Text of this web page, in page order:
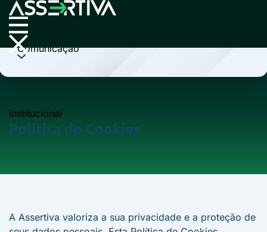
Cobrança
Comunicação
Institucional
Política de Cookies
A Assertiva valoriza a sua privacidade e a proteção de